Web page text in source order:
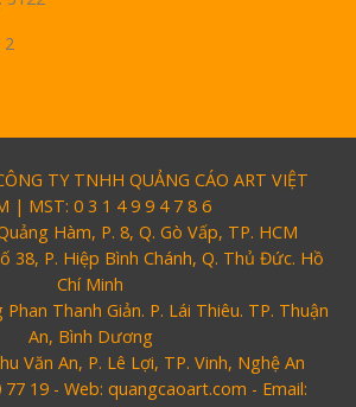
2
TY TNHH QUẢNG CÁO ART VIỆT
| MST: 0 3 1 4 9 9 4 7 8 6
Hàm, P. 8, Q. Gò Vấp, TP. HCM
38, P. Hiệp Bình Chánh, Q. Thủ Đức. Hồ
Chí Minh
Phan Thanh Giản. P. Lái Thiêu. TP. Thuận
An, Bình Dương
Văn An, P. Lê Lợi, TP. Vinh, Nghệ An
19 - Web: quangcaoart.com - Email: